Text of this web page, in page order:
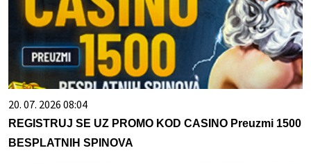
20. 07. 2026 08:04
REGISTRUJ SE UZ PROMO KOD CASINO Preuzmi 1500
BESPLATNIH SPINOVA